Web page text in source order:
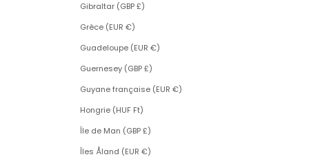
Gibraltar (GBP £)
Grèce (EUR €)
Guadeloupe (EUR €)
Guernesey (GBP £)
Guyane française (EUR €)
Hongrie (HUF Ft)
Île de Man (GBP £)
Îles Åland (EUR €)